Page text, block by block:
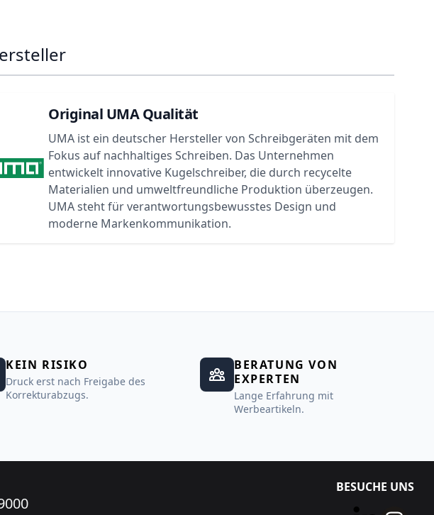
Original UMA Qualität
UMA ist ein deutscher Hersteller von Schreibgeräten mit dem
Fokus auf nachhaltiges Schreiben. Das Unternehmen
entwickelt innovative Kugelschreiber, die durch recycelte
Materialien und umweltfreundliche Produktion überzeugen.
UMA steht für verantwortungsbewusstes Design und
moderne Markenkommunikation.
KEIN RISIKO
Druck erst nach Freigabe des
Korrekturabzugs.
BERATUNG VON
EXPERTEN
Lange Erfahrung mit
Werbeartikeln.
BESUCHE UNS